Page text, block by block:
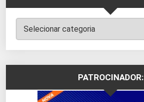
Categorias
PATROCINADOR: